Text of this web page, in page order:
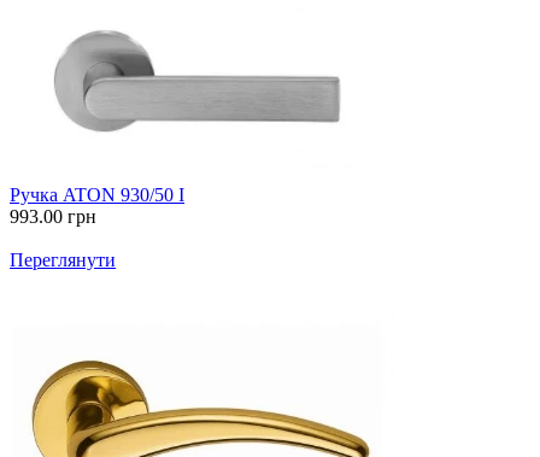
Ручка ATON 930/50 I
993.00 грн
Переглянути